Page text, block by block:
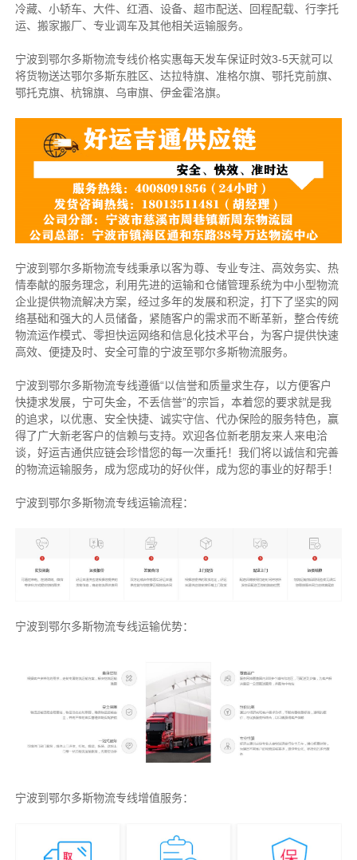
冷藏、小轿车、大件、红酒、设备、超市配送、回程配载、行李托
运、搬家搬厂、专业调车及其他相关运输服务。
宁波到鄂尔多斯物流专线价格实惠每天发车保证时效3-5天就可以
将货物送达鄂尔多斯东胜区、达拉特旗、准格尔旗、鄂托克前旗、
鄂托克旗、杭锦旗、乌审旗、伊金霍洛旗。
宁波到鄂尔多斯物流专线秉承以客为尊、专业专注、高效务实、热
情奉献的服务理念，利用先进的运输和仓储管理系统为中小型物流
企业提供物流解决方案，经过多年的发展和积淀，打下了坚实的网
络基础和强大的人员储备，紧随客户的需求而不断革新，整合传统
物流运作模式、零担快运网络和信息化技术平台，为客户提供快速
高效、便捷及时、安全可靠的宁波至鄂尔多斯物流服务。
宁波到鄂尔多斯物流专线遵循“以信誉和质量求生存，以方便客户
快捷求发展，宁可失金，不丢信誉”的宗旨，本着您的要求就是我
的追求，以优惠、安全快捷、诚实守信、代办保险的服务特色，赢
得了广大新老客户的信赖与支持。欢迎各位新老朋友来人来电洽
谈，好运吉通供应链会珍惜您的每一次重托！我们将以诚信和完善
的物流运输服务，成为您成功的好伙伴，成为您的事业的好帮手！
宁波到鄂尔多斯物流专线运输流程：
宁波到鄂尔多斯物流专线运输优势：
宁波到鄂尔多斯物流专线增值服务：